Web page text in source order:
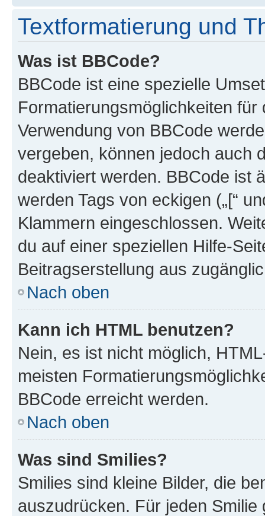
Textformatierung und
Was ist BBCode?
BBCode ist eine spezielle
Formatierungsmöglichkeiten
Verwendung von BBCode
vergeben, können jedoch auch
deaktiviert werden. BBCode ist
werden Tags von eckigen („[“
Klammern eingeschlossen.
du auf einer speziellen Hilfe-
Beitragserstellung aus
Nach oben
Kann ich HTML benutzen?
Nein, es ist nicht möglich,
meisten
BBCode erreicht werden.
Nach oben
Was sind Smilies?
Smilies sind kleine Bilder, die
auszudrücken. Für jeden